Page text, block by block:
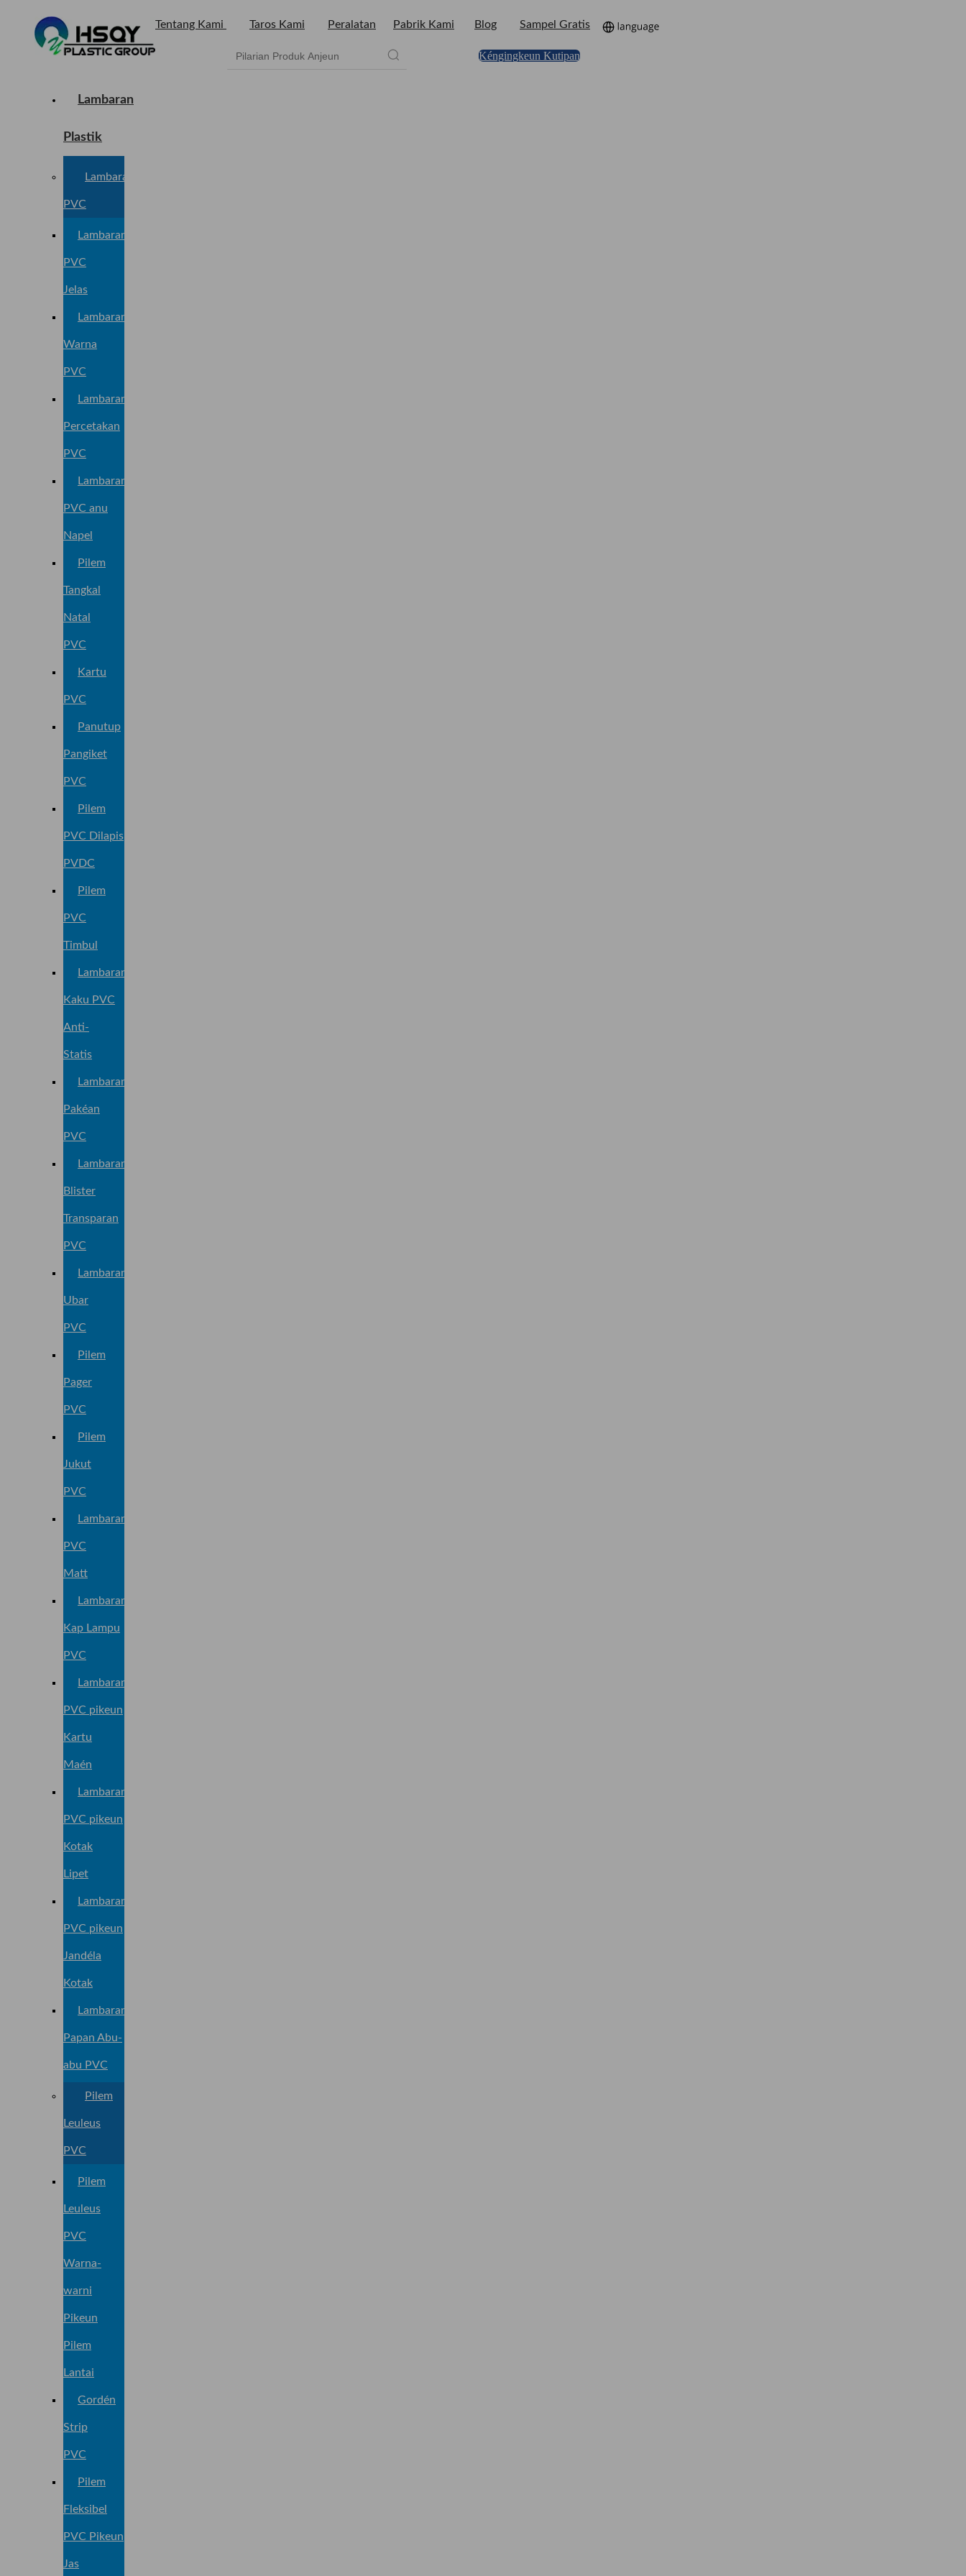
Tentang Kami Taros Kami Peralatan Pabrik Kami Blog Sampel Gratis
Kéngingkeun Kutipan
Lambaran
Plastik
Lambaran
PVC
Lambaran
PVC
Jelas
Lambaran
Warna
PVC
Lambaran
Percetakan
PVC
Lambaran
PVC anu
Napel
Pilem
Tangkal
Natal
PVC
Kartu
PVC
Panutup
Pangiket
PVC
Pilem
PVC Dilapis
PVDC
Pilem
PVC
Timbul
Lambaran
Kaku PVC
Anti-
Statis
Lambaran
Pakéan
PVC
Lambaran
Blister
Transparan
PVC
Lambaran
Ubar
PVC
Pilem
Pager
PVC
Pilem
Jukut
PVC
Lambaran
PVC
Matt
Lambaran
Kap Lampu
PVC
Lambaran
PVC pikeun
Kartu
Maén
Lambaran
PVC pikeun
Kotak
Lipet
Lambaran
PVC pikeun
Jandéla
Kotak
Lambaran
Papan Abu-
abu PVC
Pilem
Leuleus
PVC
Pilem
Leuleus
PVC
Warna-
warni
Pikeun
Pilem
Lantai
Gordén
Strip
PVC
Pilem
Fleksibel
PVC Pikeun
Jas